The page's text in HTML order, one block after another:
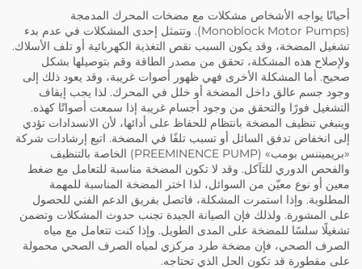
أحيانًا يواجه الأشخاص مشكلات مع مضخات المحرك المدمجة
(Monoblock Motor Pumps). وتتمثل إحدى المشكلات في عدم بدء
تشغيل المضخة، وقد يكون السبب نقص التغذية الكهربائية أو تلف الأسلاك.
ولإصلاح هذه المشكلة، تحقق من مصدر الطاقة وقم بتوصيلها بشكل
صحيح. أما المشكلة الأخرى فهي ظهور أصوات غريبة، وقد يعود ذلك إلى
وجود جسم عالق داخل المضخة أو خلل في المحرك. لذا يجب إيقاف
التشغيل فورًا والتحقق من وجود أجسام غريبة إذا سمعت أصواتًا كهذه.
وينبغي تنظيف المضخة بانتظام للحفاظ على أدائها، لأن الانسدادات تؤدي
إلى انخفاض تدفق السائل أو تسبب تلفًا في المضخة. اتبع إرشادات شركة
«بريميننس بومب» (PREEMINENCE PUMP) الخاصة بالتنظيف
والفحص الدوري للتآكل. وقد لا تكون المضخة مناسبة للتعامل مع ضغط
معين أو نوع معيّن من السوائل، لذا اختر المضخة المناسبة للمهمة
المطلوبة. وإذا استمرت المشكلة، فاتصل بفريق الدعم الفني للحصول
على المشورة. ولذلك فإن الصيانة الجيدة تجنب حدوث المشكلات وتضمن
تشغيلًا سلسًا للمضخة على المدى الطويل. وإذا كنت تتعامل مع مياه
الصرف الصحي، فإن مضخة طرد مركزي لمياه الصرف الصحي محمولة
على مقطورة قد تكون الحل الذي تحتاجه.